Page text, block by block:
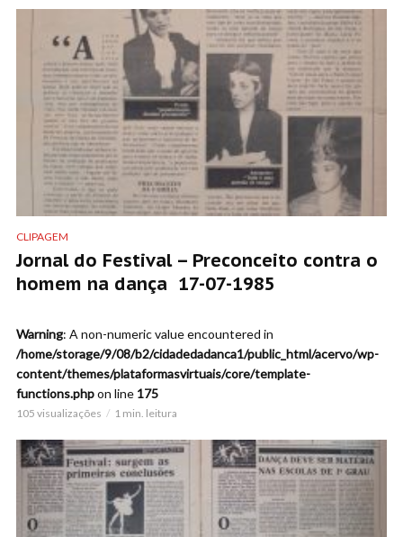
CLIPAGEM
Jornal do Festival – Preconceito contra o
homem na dança 17-07-1985
Warning: A non-numeric value encountered in
/home/storage/9/08/b2/cidadedadanca1/public_html/acervo/wp-
content/themes/plataformasvirtuais/core/template-
functions.phpon line 175
105 visualizações 1 min. leitura